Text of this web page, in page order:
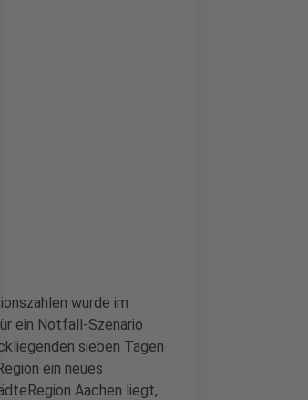
wurde im
ein Notfall-Szenario
sieben Tagen
ein neues
Aachen liegt,